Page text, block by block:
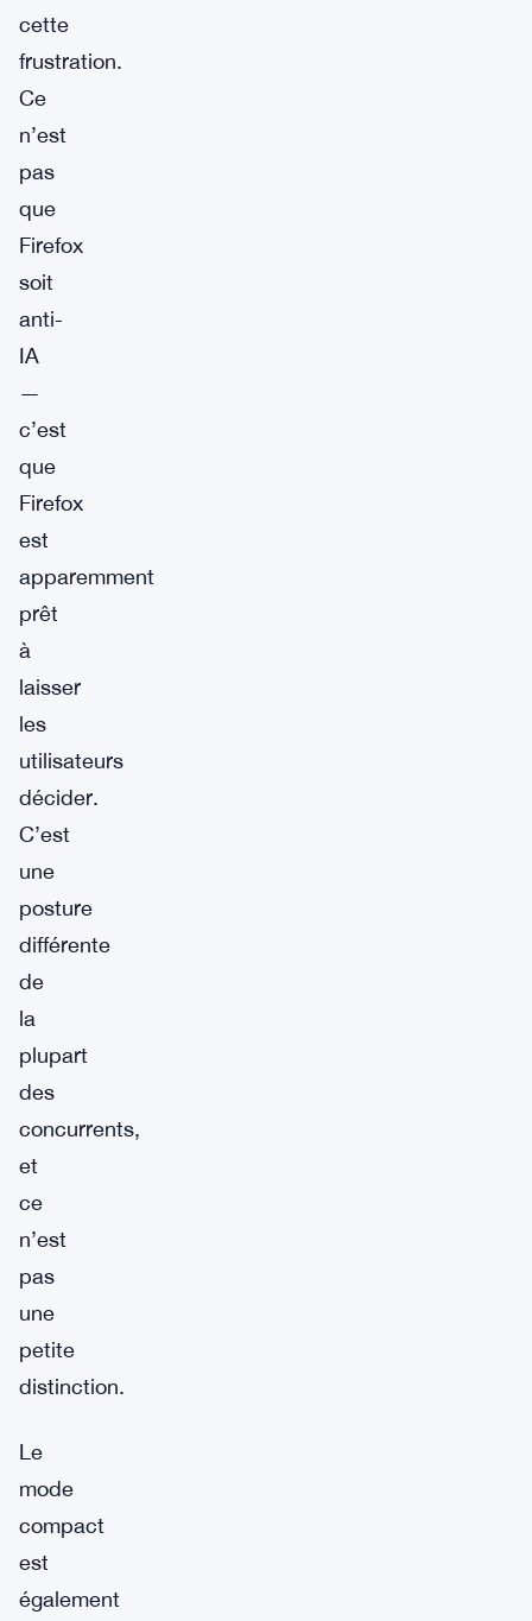
cette
frustration.
Ce
n’est
pas
que
Firefox
soit
anti-
IA
—
c’est
que
Firefox
est
apparemment
prêt
à
laisser
les
utilisateurs
décider.
C’est
une
posture
différente
de
la
plupart
des
concurrents,
et
ce
n’est
pas
une
petite
distinction.
Le
mode
compact
est
également